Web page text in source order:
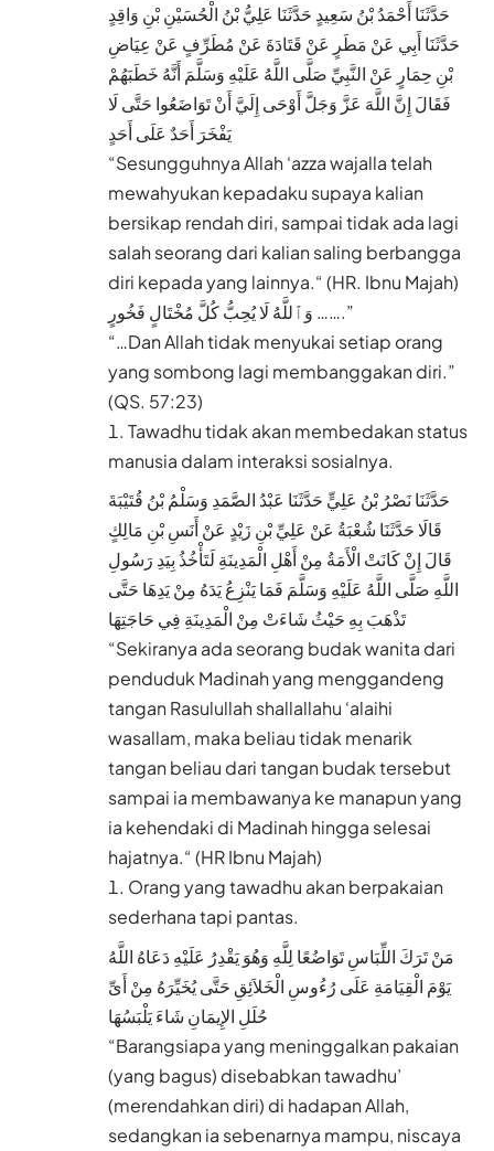
حَدَّثَنَا أَحْمَدُ بْنُ سَعِيدٍ حَدَّثَنَا عَلِيُّ بْنُ الْحُسَيْنِ بْنِ وَاقِدٍ
حَدَّثَنَا أَبِي عَنْ مَطَرٍ عَنْ قَتَادَةَ عَنْ مُطَرِّفٍ عَنْ عِيَاضِ
بْنِ حِمَارٍ عَنْ النَّبِيِّ صَلَّى اللَّهُ عَلَيْهِ وَسَلَّمَ أَنَّهُ خَطَبَهُمْ
فَقَالَ إِنَّ اللَّهَ عَزَّ وَجَلَّ أَوْحَى إِلَيَّ أَنْ تَوَاضَعُوا حَتَّى لَا
يَفْخَرَ أَحَدٌ عَلَى أَحَدٍ
“Sesungguhnya Allah ‘azza wajalla telah
mewahyukan kepadaku supaya kalian
bersikap rendah diri, sampai tidak ada lagi
salah seorang dari kalian saling berbangga
diri kepada yang lainnya.“ (HR. Ibnu Majah)
وَٱللَّهُ لَا يُحِبُّ كُلَّ مُخْتَالٍ فَخُورٍ …….”
“…Dan Allah tidak menyukai setiap orang
yang sombong lagi membanggakan diri.”
(QS. 57:23)
Tawadhu tidak akan membedakan status
manusia dalam interaksi sosialnya.
حَدَّثَنَا نَصْرُ بْنُ عَلِيٍّ حَدَّثَنَا عَبْدُ الصَّمَدِ وَسَلْمُ بْنُ قُتَيْبَةَ
قَالَا حَدَّثَنَا شُعْبَةُ عَنْ عَلِيِّ بْنِ زَيْدٍ عَنْ أَنَسِ بْنِ مَالِكٍ
قَالَ إِنْ كَانَتْ الْأَمَةُ مِنْ أَهْلِ الْمَدِينَةِ لَتَأْخُذُ بِيَدِ رَسُولِ
اللَّهِ صَلَّى اللَّهُ عَلَيْهِ وَسَلَّمَ فَمَا يَنْزِعُ يَدَهُ مِنْ يَدِهَا حَتَّى
تَذْهَبَ بِهِ حَيْثُ شَاءَتْ مِنْ الْمَدِينَةِ فِي حَاجَتِهَا
“Sekiranya ada seorang budak wanita dari
penduduk Madinah yang menggandeng
tangan Rasulullah shallallahu ‘alaihi
wasallam, maka beliau tidak menarik
tangan beliau dari tangan budak tersebut
sampai ia membawanya ke manapun yang
ia kehendaki di Madinah hingga selesai
hajatnya.“ (HR Ibnu Majah)
Orang yang tawadhu akan berpakaian
sederhana tapi pantas.
مَنْ تَرَكَ اللِّبَاسِ تَوَاضُعًا لِلَّهِ وَهُوَ يَقْدِرُ عَلَيْهِ دَعَاهُ اللَّهُ
يَوْمَ الْقِيَامَةِ عَلَى رُءُوسِ الْخَلاَئِقِ حَتَّى يُخَيِّرَهُ مِنْ أَىِّ
حُلَلِ الإِيمَانِ شَاءَ يَلْبَسُهَا
“Barangsiapa yang meninggalkan pakaian
(yang bagus) disebabkan tawadhu’
(merendahkan diri) di hadapan Allah,
sedangkan ia sebenarnya mampu, niscaya